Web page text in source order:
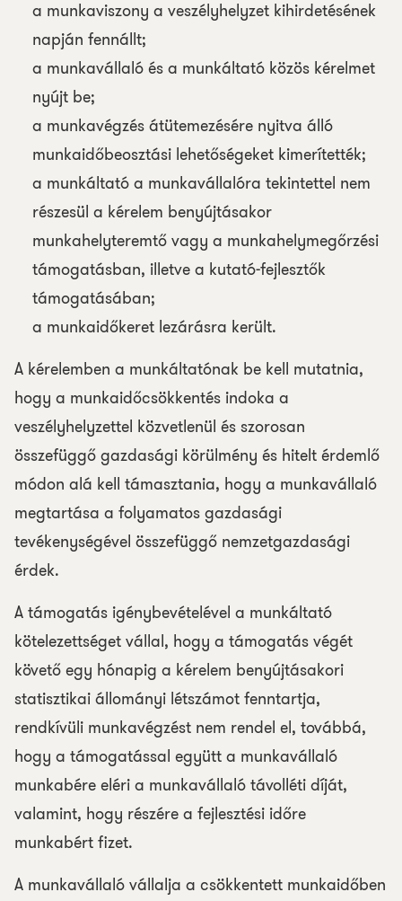
a munkaviszony a veszélyhelyzet kihirdetésének
napján fennállt;
a munkavállaló és a munkáltató közös kérelmet
nyújt be;
a munkavégzés átütemezésére nyitva álló
munkaidőbeosztási lehetőségeket kimerítették;
a munkáltató a munkavállalóra tekintettel nem
részesül a kérelem benyújtásakor
munkahelyteremtő vagy a munkahelymegőrzési
támogatásban, illetve a kutató-fejlesztők
támogatásában;
a munkaidőkeret lezárásra került.
A kérelemben a munkáltatónak be kell mutatnia,
hogy a munkaidőcsökkentés indoka a
veszélyhelyzettel közvetlenül és szorosan
összefüggő gazdasági körülmény és hitelt érdemlő
módon alá kell támasztania, hogy a munkavállaló
megtartása a folyamatos gazdasági
tevékenységével összefüggő nemzetgazdasági
érdek.
A támogatás igénybevételével a munkáltató
kötelezettséget vállal, hogy a támogatás végét
követő egy hónapig a kérelem benyújtásakori
statisztikai állományi létszámot fenntartja,
rendkívüli munkavégzést nem rendel el, továbbá,
hogy a támogatással együtt a munkavállaló
munkabére eléri a munkavállaló távolléti díját,
valamint, hogy részére a fejlesztési időre
munkabért fizet.
A munkavállaló vállalja a csökkentett munkaidőben